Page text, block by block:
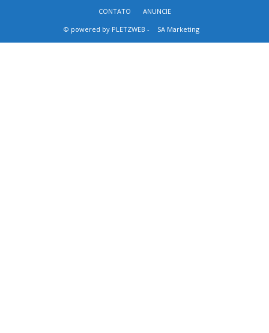
CONTATO
ANUNCIE
© powered by PLETZWEB -
SA Marketing